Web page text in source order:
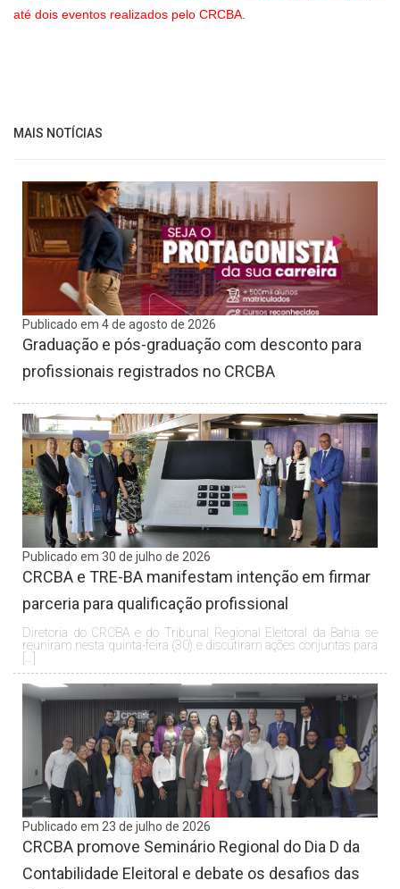
até dois eventos realizados pelo CRCBA.
MAIS NOTÍCIAS
Publicado em 4 de agosto de 2026
Graduação e pós-graduação com desconto para
profissionais registrados no CRCBA
Publicado em 30 de julho de 2026
CRCBA e TRE-BA manifestam intenção em firmar
parceria para qualificação profissional
Diretoria do CRCBA e do Tribunal Regional Eleitoral da Bahia se
reuniram nesta quinta-feira (30) e discutiram ações conjuntas para
Publicado em 23 de julho de 2026
CRCBA promove Seminário Regional do Dia D da
Contabilidade Eleitoral e debate os desafios das